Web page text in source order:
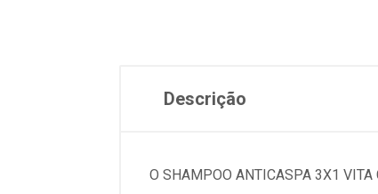
Descrição
O SHAMPOO ANTICASPA 3X1 VITA